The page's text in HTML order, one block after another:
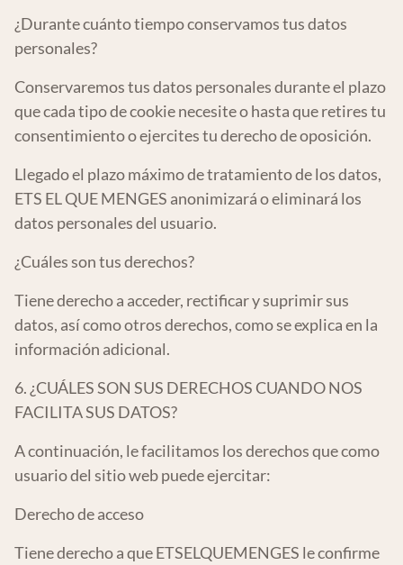
¿Durante cuánto tiempo conservamos tus datos
personales?
Conservaremos tus datos personales durante el plazo
que cada tipo de cookie necesite o hasta que retires tu
consentimiento o ejercites tu derecho de oposición.
Llegado el plazo máximo de tratamiento de los datos,
ETS EL QUE MENGES anonimizará o eliminará los
datos personales del usuario.
¿Cuáles son tus derechos?
Tiene derecho a acceder, rectificar y suprimir sus
datos, así como otros derechos, como se explica en la
información adicional.
6. ¿CUÁLES SON SUS DERECHOS CUANDO NOS
FACILITA SUS DATOS?
A continuación, le facilitamos los derechos que como
usuario del sitio web puede ejercitar:
Derecho de acceso
Tiene derecho a que ETSELQUEMENGES le confirme